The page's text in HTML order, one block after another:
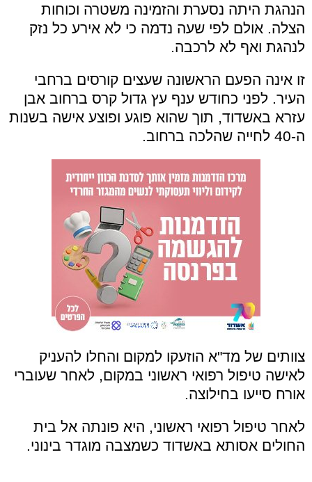
הנהגת היתה נסערת והזמינה משטרה וכוחות
הצלה. אולם לפי שעה נדמה כי לא אירע כל נזק
לנהגת ואף לא לרכבה.
זו אינה הפעם הראשונה שעצים קורסים ברחבי
העיר. לפני כחודש ענף עץ גדול קרס ברחוב אבן
עזרא באשדוד, תוך שהוא פוגע ופוצע אישה בשנות
ה-40 לחייה שהלכה ברחוב.
צוותים של מד"א הוזעקו למקום והחלו להעניק
לאישה טיפול רפואי ראשוני במקום, לאחר שעוברי
אורח סייעו בחילוצה.
לאחר טיפול רפואי ראשוני, היא פונתה אל בית
החולים אסותא באשדוד כשמצבה מוגדר בינוני.